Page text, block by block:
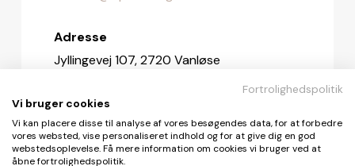
Adresse
Jyllingevej 107, 2720 Vanløse
Redaktionen
redaktionen@ops-indsigt.dk
Fortrolighedspolitik
Vi bruger cookies
Vi kan placere disse til analyse af vores besøgendes data, for at forbedre
vores websted, vise personaliseret indhold og for at give dig en god
webstedsoplevelse. Få mere information om cookies vi bruger ved at
åbne fortrolighedspolitik.